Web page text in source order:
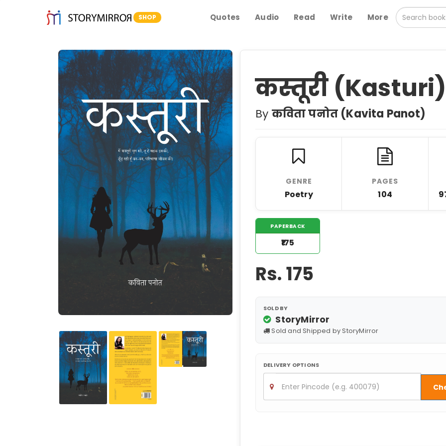
SHOP Quotes Audio Read Write More
कस्तूरी
By कविता पनोत (Kavita Panot)
GENRE
Poetry
PAGES
104
PAPERBACK
₹175
Rs.175
SOLD BY
StoryMirror
Sold and Shipped by StoryMirror
DELIVERY OPTIONS